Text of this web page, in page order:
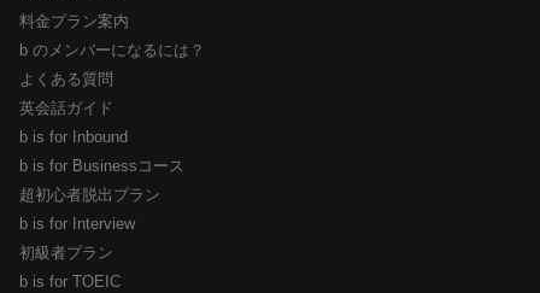
料金プラン案内
b のメンバーになるには？
よくある質問
英会話ガイド
b is for Inbound
b is for Businessコース
超初心者脱出プラン
b is for Interview
初級者プラン
b is for TOEIC